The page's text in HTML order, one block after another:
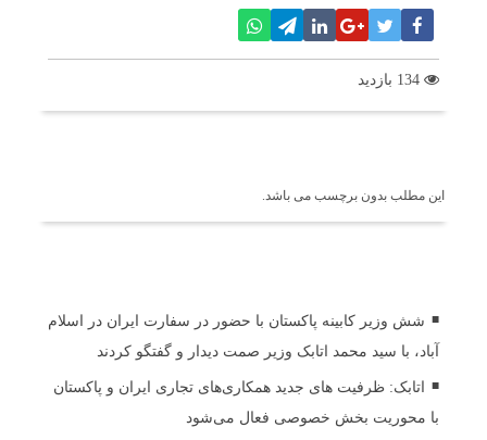
این مطلب بدون برچسب می باشد.
شش وزیر کابینه پاکستان با حضور در سفارت ایران در اسلام
آباد، با سید محمد اتابک وزیر صمت دیدار و گفتگو کردند
اتابک: ظرفیت های جدید همکاری‌های تجاری ایران و پاکستان
با محوریت بخش خصوصی فعال می‌شود